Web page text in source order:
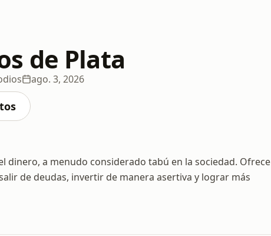
de Plata
ago. 3, 2026
dinero, a menudo considerado tabú en la sociedad. Ofrece
de deudas, invertir de manera asertiva y lograr más